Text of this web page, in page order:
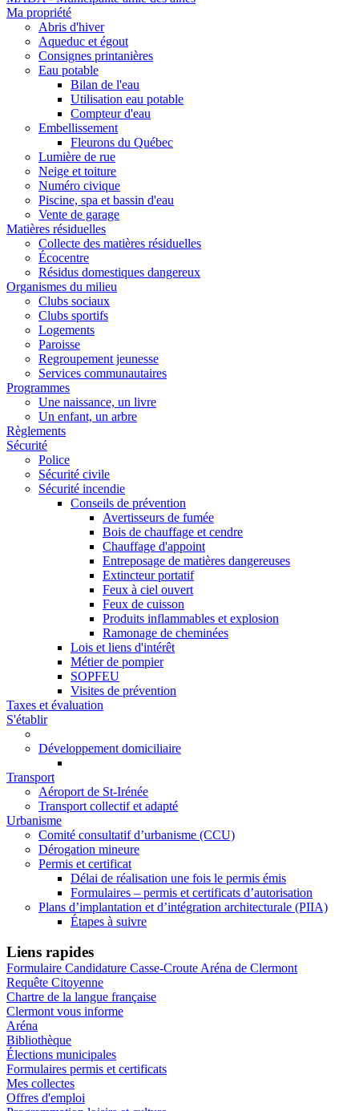
Ma propriété
Abris d'hiver
Aqueduc et égout
Consignes printanières
Eau potable
Bilan de l'eau
Utilisation eau potable
Compteur d'eau
Embellissement
Fleurons du Québec
Lumière de rue
Neige et toiture
Numéro civique
Piscine, spa et bassin d'eau
Vente de garage
Matières résiduelles
Collecte des matières résiduelles
Écocentre
Résidus domestiques dangereux
Organismes du milieu
Clubs sociaux
Clubs sportifs
Logements
Paroisse
Regroupement jeunesse
Services communautaires
Programmes
Une naissance, un livre
Un enfant, un arbre
Règlements
Sécurité
Police
Sécurité civile
Sécurité incendie
Conseils de prévention
Avertisseurs de fumée
Bois de chauffage et cendre
Chauffage d'appoint
Entreposage de matières dangereuses
Extincteur portatif
Feux à ciel ouvert
Feux de cuisson
Produits inflammables et explosion
Ramonage de cheminées
Lois et liens d'intérêt
Métier de pompier
SOPFEU
Visites de prévention
Taxes et évaluation
S'établir
Développement domiciliaire
Transport
Aéroport de St-Irénée
Transport collectif et adapté
Urbanisme
Comité consultatif d’urbanisme (CCU)
Dérogation mineure
Permis et certificat
Délai de réalisation une fois le permis émis
Formulaires – permis et certificats d’autorisation
Plans d’implantation et d’intégration architecturale (PIIA)
Étapes à suivre
Liens rapides
Formulaire Candidature Casse-Croute Aréna de Clermont
Requête Citoyenne
Chartre de la langue française
Clermont vous informe
Aréna
Bibliothèque
Élections municipales
Formulaires permis et certificats
Mes collectes
Offres d'emploi